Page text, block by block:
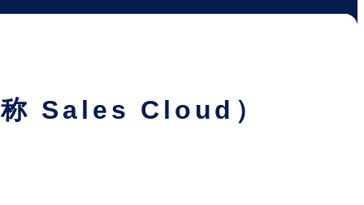
Sales Cloud）